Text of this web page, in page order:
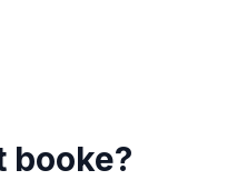
booke?